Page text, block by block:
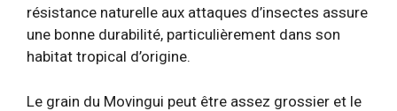
résistance naturelle aux attaques d’insectes assure
une bonne durabilité, particulièrement dans son
habitat tropical d’origine.
Le grain du Movingui peut être assez grossier et le